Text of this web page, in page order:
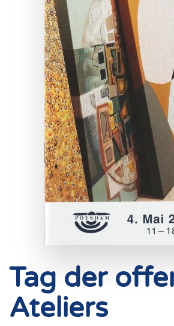
Tag der
Ateliers